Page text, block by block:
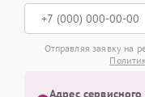
Отправляя заявку на
Адрес